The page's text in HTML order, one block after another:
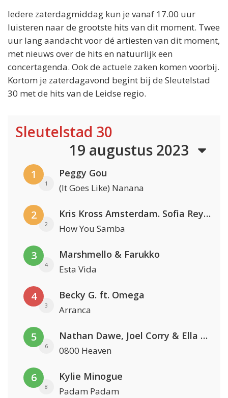
Iedere zaterdagmiddag kun je vanaf 17.00 uur
luisteren naar de grootste hits van dit moment. Twee
uur lang aandacht voor dé artiesten van dit moment,
met nieuws over de hits en natuurlijk een
concertagenda. Ook de actuele zaken komen voorbij.
Kortom je zaterdagavond begint bij de Sleutelstad
30 met de hits van de Leidse regio.
Sleutelstad 30
19 augustus 2023
1
1
Peggy Gou
(It Goes Like) Nanana
2
2
Kris Kross Amsterdam. Sofia Reyes & Tinie Tempah
How You Samba
3
4
Marshmello & Farukko
Esta Vida
4
3
Becky G. ft. Omega
Arranca
5
6
Nathan Dawe, Joel Corry & Ella Henderson
0800 Heaven
6
8
Kylie Minogue
Padam Padam